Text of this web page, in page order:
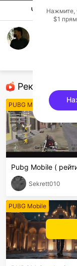
Чат
PUBG
PUBG Mobile
Pubg Mobile (
Sekrett010
PUBG Mobile
Нажмите,
$1
sentinelEnd